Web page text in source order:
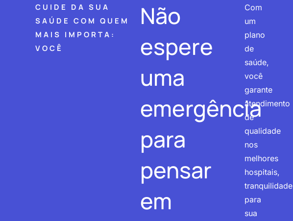
CUIDE DA SUA
SAÚDE COM QUEM
MAIS IMPORTA:
VOCÊ
Não
espere
uma
emergência
para
pensar
em
Com
um
plano
de
saúde,
você
garante
atendimento
de
qualidade
nos
melhores
hospitais,
tranquilidade
para
sua